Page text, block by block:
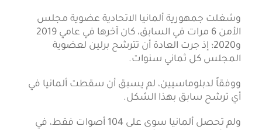
وشغلت جمهورية ألمانيا الاتحادية عضوية مجلس
الأمن 6 مرات في السابق، كان آخرها في عامي 2019
و2020؛ إذ جرت العادة أن تترشح برلين لعضوية
المجلس كل ثماني سنوات.
ووفقاً لدبلوماسيين، لم يسبق أن سقطت ألمانيا في
أي ترشح سابق بهذا الشكل.
ولم تحصل ألمانيا سوى على 104 أصوات فقط، في